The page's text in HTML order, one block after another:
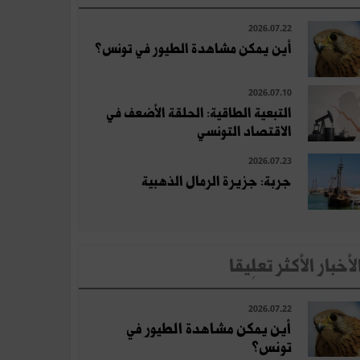
2026.07.22
أين يمكن مشاهدة الطيور في تونس؟
2026.07.10
التبعية الطاقية: الحلقة الأضعف في
الاقتصاد التونسي
2026.07.23
جربة: جزيرة الرمال الذهبية
الأكثر تعلِيقا
2026.07.22
أين يمكن مشاهدة الطيور في
تونس؟